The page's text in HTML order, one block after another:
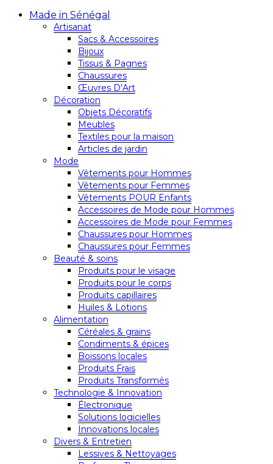
Made in Sénégal
Artisanat
Sacs & Accessoires
Bijoux
Tissus & Pagnes
Chaussures
Œuvres D’Art
Décoration
Objets Décoratifs
Meubles
Textiles pour la maison
Articles de jardin
Mode
Vêtements pour Hommes
Vêtements pour Femmes
Vêtements POUR Enfants
Accessoires de Mode pour Hommes
Accessoires de Mode pour Femmes
Chaussures pour Hommes
Chaussures pour Femmes
Beauté & soins
Produits pour le visage
Produits pour le corps
Produits capillaires
Huiles & Lotions
Alimentation
Céréales & grains
Condiments & épices
Boissons locales
Produits Frais
Produits Transformés
Technologie & Innovation
Électronique
Solutions logicielles
Innovations locales
Divers & Entretien
Lessives & Nettoyages